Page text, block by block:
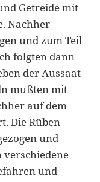
Getreide mit
Nachher
und zum Teil
folgten dann
der Aussaat
mußten mit
auf dem
Die Rüben
und
verschiedene
und